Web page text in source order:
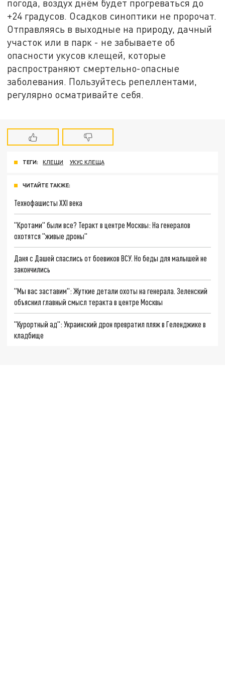
погода, воздух днём будет прогреваться до
+24 градусов. Осадков синоптики не пророчат.
Отправляясь в выходные на природу, дачный
участок или в парк - не забываете об
опасности укусов клещей, которые
распространяют смертельно-опасные
заболевания. Пользуйтесь репеллентами,
регулярно осматривайте себя.
ТЕГИ: КЛЕЩИ УКУС КЛЕЩА
ЧИТАЙТЕ ТАКЖЕ:
Технофашисты XXI века
"Кротами" были все? Теракт в центре Москвы: На генералов
охотятся "живые дроны"
Даня с Дашей спаслись от боевиков ВСУ. Но беды для малышей не
закончились
"Мы вас заставим": Жуткие детали охоты на генерала. Зеленский
объяснил главный смысл теракта в центре Москвы
"Курортный ад": Украинский дрон превратил пляж в Геленджике в
кладбище